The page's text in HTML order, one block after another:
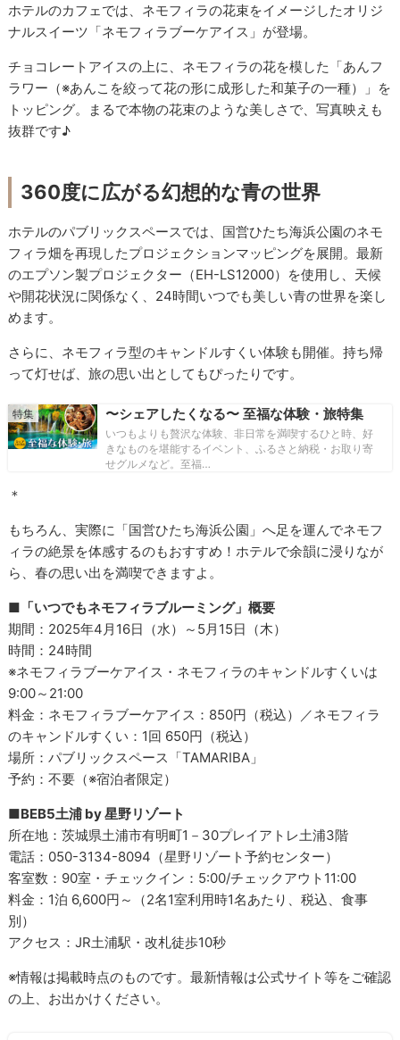
ホテルのカフェでは、ネモフィラの花束をイメージしたオリジ
ナルスイーツ「ネモフィラブーケアイス」が登場。
チョコレートアイスの上に、ネモフィラの花を模した「あんフ
ラワー（※あんこを絞って花の形に成形した和菓子の一種）」を
トッピング。まるで本物の花束のような美しさで、写真映えも
抜群です♪
360度に広がる幻想的な青の世界
ホテルのパブリックスペースでは、国営ひたち海浜公園のネモ
フィラ畑を再現したプロジェクションマッピングを展開。最新
のエプソン製プロジェクター（EH-LS12000）を使用し、天候
や開花状況に関係なく、24時間いつでも美しい青の世界を楽し
めます。
さらに、ネモフィラ型のキャンドルすくい体験も開催。持ち帰
って灯せば、旅の思い出としてもぴったりです。
〜シェアしたくなる〜 至福な体験・旅特集
いつもよりも贅沢な体験、非日常を満喫するひと時、好
きなものを堪能するイベント、ふるさと納税・お取り寄
せグルメなど。至福…
＊
もちろん、実際に「国営ひたち海浜公園」へ足を運んでネモフ
ィラの絶景を体感するのもおすすめ！ホテルで余韻に浸りなが
ら、春の思い出を満喫できますよ。
■「いつでもネモフィラブルーミング」概要
期間：2025年4月16日（水）～5月15日（木）
時間：24時間
※ネモフィラブーケアイス・ネモフィラのキャンドルすくいは
9:00～21:00
料金：ネモフィラブーケアイス：850円（税込）／ネモフィラ
のキャンドルすくい：1回 650円（税込）
場所：パブリックスペース「TAMARIBA」
予約：不要（※宿泊者限定）
■BEB5土浦 by 星野リゾート
所在地：茨城県土浦市有明町1－30プレイアトレ土浦3階
電話：050-3134-8094（星野リゾート予約センター）
客室数：90室・チェックイン：5:00/チェックアウト11:00
料金：1泊 6,600円～（2名1室利用時1名あたり、税込、食事
別）
アクセス：JR土浦駅・改札徒歩10秒
※情報は掲載時点のものです。最新情報は公式サイト等をご確認
の上、お出かけください。